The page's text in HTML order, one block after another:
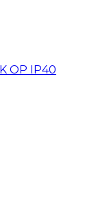
OP IP40